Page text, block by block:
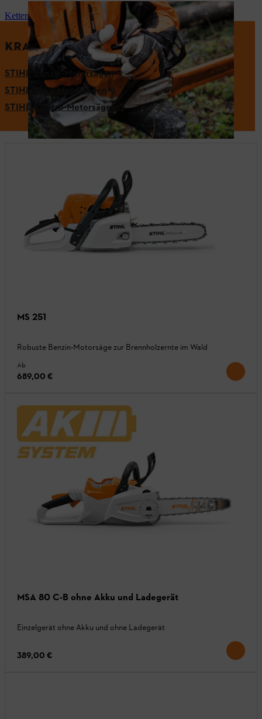
Kettensäge-Schutzkleidung
KRAFTVOLL: STIHL KETTENSÄGEN
STIHL Benzin-Motorsägen
STIHL Akku-Motorsägen
STIHL Elektro-Motorsägen
MS 251
Robuste Benzin-Motorsäge zur Brennholzernte im Wald
Ab
689,00 €
MSA 80 C-B ohne Akku und Ladegerät
Einzelgerät ohne Akku und ohne Ladegerät
389,00 €